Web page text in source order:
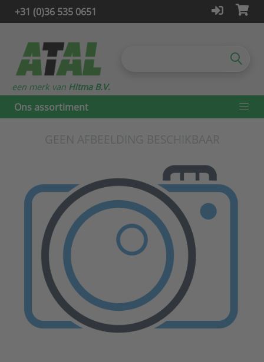
+31 (0)36 535 0651
Ons assortiment
een merk van Hitma B.V.